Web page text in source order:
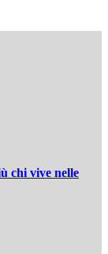
chi vive nelle